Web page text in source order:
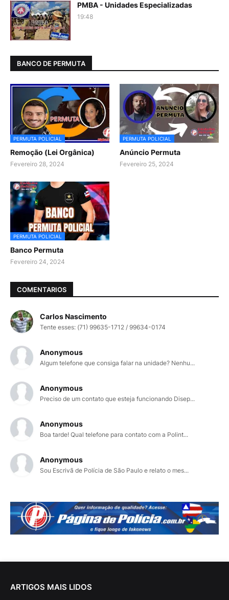
PMBA - Unidades Especializadas
19:48
BANCO DE PERMUTA
PERMUTA POLICIAL
Remoção (Lei Orgânica)
Fevereiro 28, 2024
PERMUTA POLICIAL
Anúncio Permuta
Fevereiro 25, 2024
PERMUTA POLICIAL
Banco Permuta
Fevereiro 24, 2024
COMENTARIOS
Carlos Nascimento
Tente esses: (71) 99635-1712 / 99634-0174
Anonymous
Algum telefone que consiga falar na unidade? Nenhu...
Anonymous
Preciso de um contato que esteja funcionando Disep...
Anonymous
Boa tarde! Qual telefone para contato com a Polint...
Anonymous
Sou Escrivã de Polícia de São Paulo e relato o mes...
ARTIGOS MAIS LIDOS